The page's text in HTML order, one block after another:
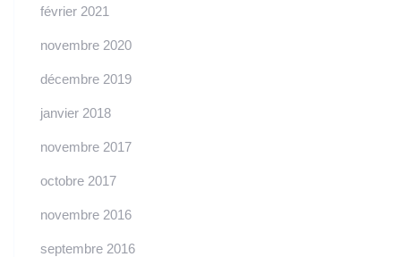
février 2021
novembre 2020
décembre 2019
janvier 2018
novembre 2017
octobre 2017
novembre 2016
septembre 2016